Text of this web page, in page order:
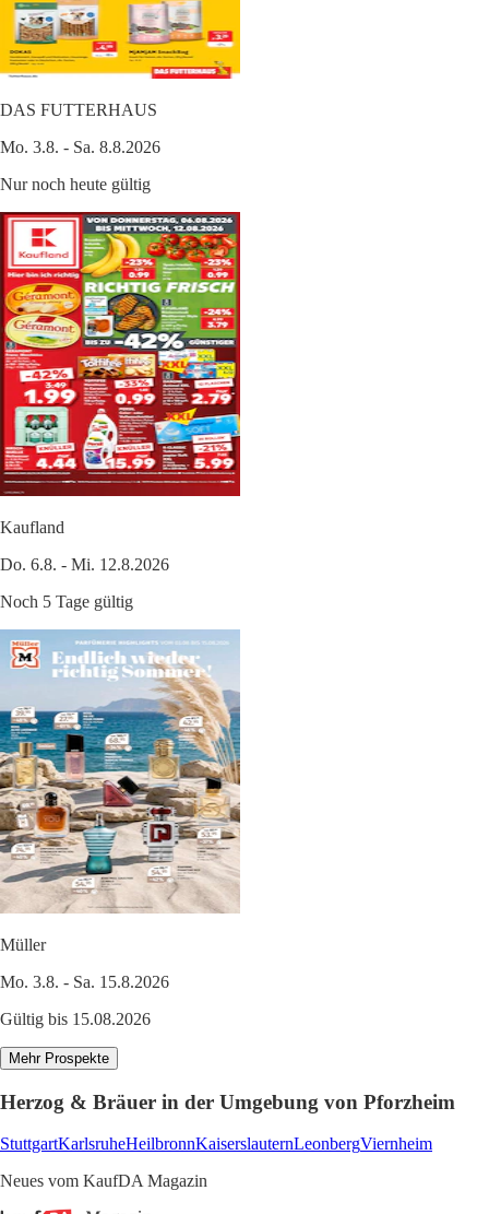
DAS FUTTERHAUS
Mo. 3.8. - Sa. 8.8.2026
Nur noch heute gültig
Kaufland
Do. 6.8. - Mi. 12.8.2026
Noch 5 Tage gültig
Müller
Mo. 3.8. - Sa. 15.8.2026
Gültig bis 15.08.2026
Mehr Prospekte
Herzog & Bräuer in der Umgebung von Pforzheim
StuttgartKarlsruheHeilbronnKaiserslauternLeonbergViernheim
Neues vom KaufDA Magazin